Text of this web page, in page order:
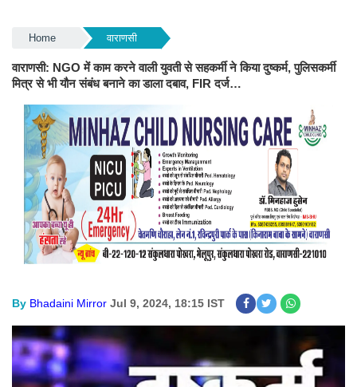
Home वाराणसी
वाराणसी: NGO में काम करने वाली युवती से सहकर्मी ने किया दुष्कर्म, पुलिसकर्मी
मित्र से भी यौन संबंध बनाने का डाला दबाव, FIR दर्ज…
By Bhadaini Mirror Jul 9, 2024, 18:15 IST